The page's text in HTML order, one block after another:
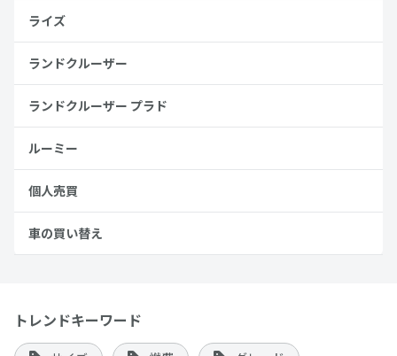
ライズ
ランドクルーザー
ランドクルーザー プラド
ルーミー
個人売買
車の買い替え
トレンドキーワード